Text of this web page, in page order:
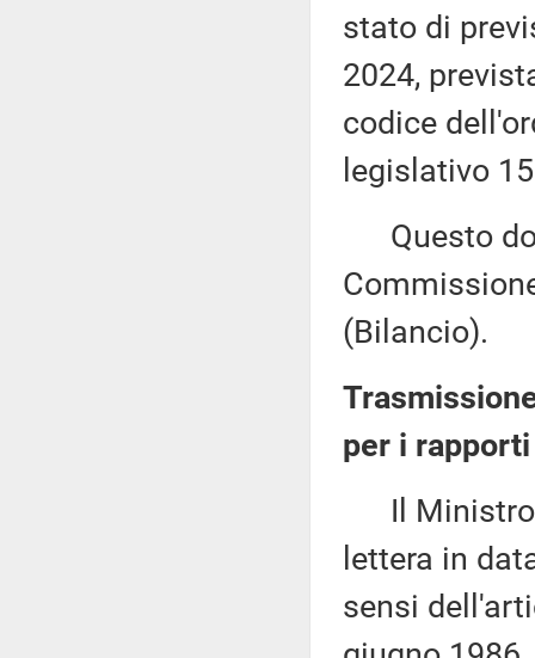
stato di
2024,
codice
legislativo
Questo
(Bilancio).
per i
Il Ministro
lettera in
sensi